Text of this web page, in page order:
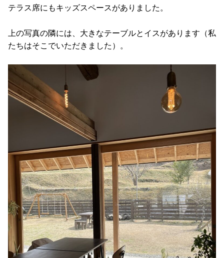
テラス席にもキッズスペースがありました。
上の写真の隣には、大きなテーブルとイスがあります（私
たちはそこでいただきました）。